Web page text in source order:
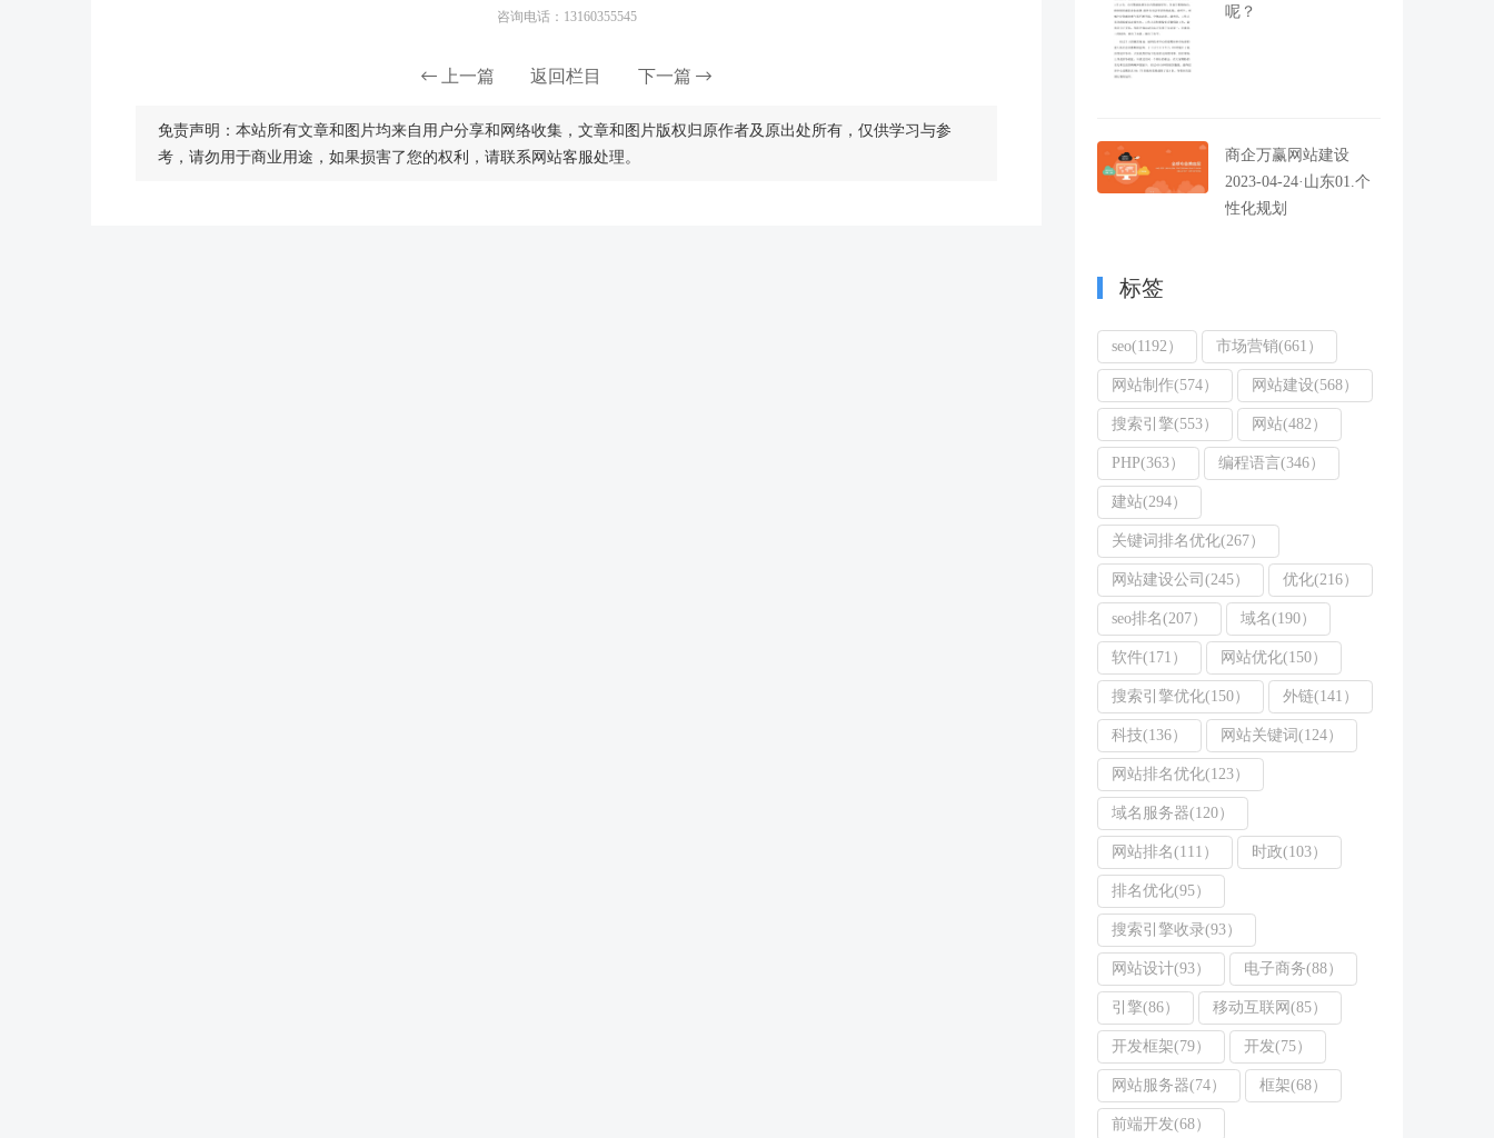
咨询电话：13160355545
上一篇 返回栏目 下一篇
免责声明：本站所有文章和图片均来自用户分享和网络收集，文章和图片版权归原作者及原出处所有，仅供学习与参
考，请勿用于商业用途，如果损害了您的权利，请联系网站客服处理。
呢？
商企万赢网站建设
2023-04-24·山东01.个
性化规划
标签
seo(1192） 市场营销(661）
网站制作(574） 网站建设(568）
搜索引擎(553） 网站(482）
PHP(363） 编程语言(346）
建站(294）
关键词排名优化(267）
网站建设公司(245） 优化(216）
seo排名(207） 域名(190）
软件(171） 网站优化(150）
搜索引擎优化(150） 外链(141）
科技(136） 网站关键词(124）
网站排名优化(123）
域名服务器(120）
网站排名(111） 时政(103）
排名优化(95）
搜索引擎收录(93）
网站设计(93） 电子商务(88）
引擎(86） 移动互联网(85）
开发框架(79） 开发(75）
网站服务器(74） 框架(68）
前端开发(68）